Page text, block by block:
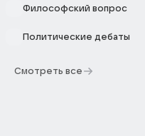
Философский вопрос
Политические дебаты
Смотреть все